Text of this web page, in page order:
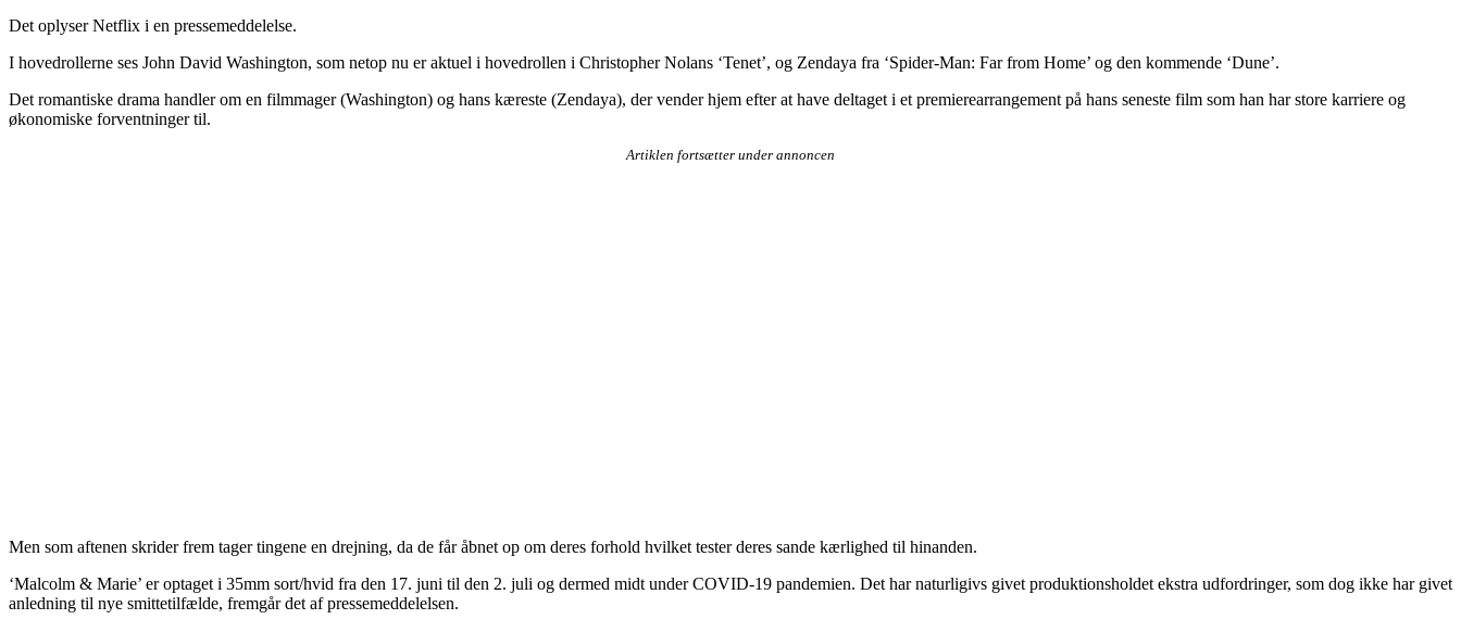
Det oplyser Netflix i en pressemeddelelse.
I hovedrollerne ses John David Washington, som netop nu er aktuel i hovedrollen i Christopher Nolans ‘Tenet’, og Zendaya fra ‘Spider-Man: Far from Home’ og den kommende ‘Dune’.
Det romantiske drama handler om en filmmager (Washington) og hans kæreste (Zendaya), der vender hjem efter at have deltaget i et premierearrangement på hans seneste film som han har store karriere og
økonomiske forventninger til.
Artiklen fortsætter under annoncen
Men som aftenen skrider frem tager tingene en drejning, da de får åbnet op om deres forhold hvilket tester deres sande kærlighed til hinanden.
‘Malcolm & Marie’ er optaget i 35mm sort/hvid fra den 17. juni til den 2. juli og dermed midt under COVID-19 pandemien. Det har naturligivs givet produktionsholdet ekstra udfordringer, som dog ikke har givet
anledning til nye smittetilfælde, fremgår det af pressemeddelelsen.